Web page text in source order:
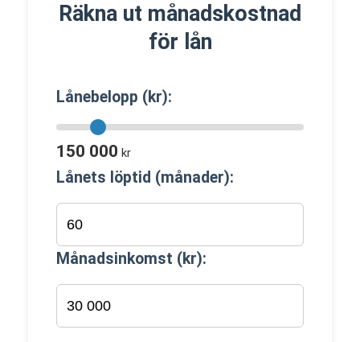
Räkna ut månadskostnad
för lån
Lånebelopp (kr):
150 000 kr
Lånets löptid (månader):
Månadsinkomst (kr):